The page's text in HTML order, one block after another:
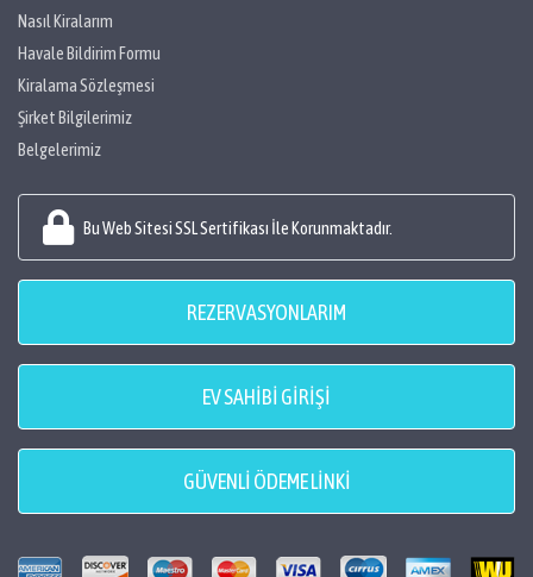
Nasıl Kiralarım
Havale Bildirim Formu
Kiralama Sözleşmesi
Şirket Bilgilerimiz
Belgelerimiz
Bu Web Sitesi SSL Sertifikası İle Korunmaktadır.
REZERVASYONLARIM
EV SAHİBİ GİRİŞİ
GÜVENLİ ÖDEME LİNKİ